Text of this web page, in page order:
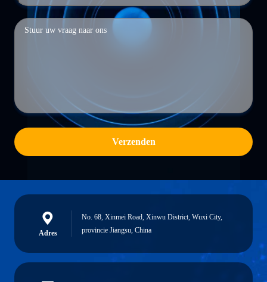
Verzenden
Adres
No. 68, Xinmei Road, Xinwu District, Wuxi City,
provincie Jiangsu, China